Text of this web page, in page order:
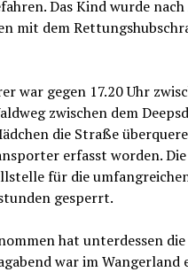
Das Kind wurde
mit dem
war gegen 17.20 Uhr
zwischen dem
die Straße
erfasst worden.
für die
gesperrt.
hat unterdessen die
war im Wangerland